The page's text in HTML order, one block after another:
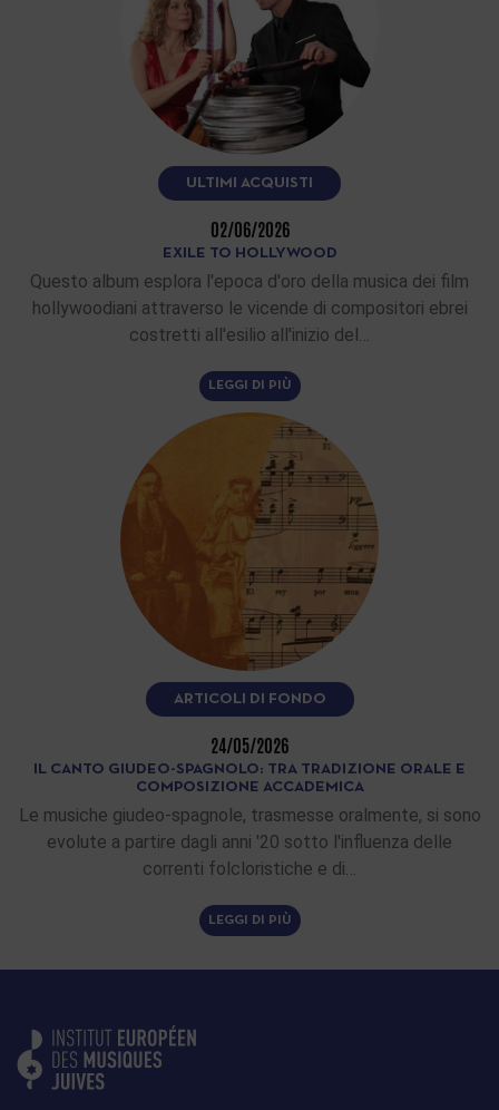
ULTIMI ACQUISTI
02/06/2026
EXILE TO HOLLYWOOD
Questo album esplora l'epoca d'oro della musica dei film
hollywoodiani attraverso le vicende di compositori ebrei
costretti all'esilio all'inizio del…
LEGGI DI PIÙ
ARTICOLI DI FONDO
24/05/2026
IL CANTO GIUDEO-SPAGNOLO: TRA TRADIZIONE ORALE E
COMPOSIZIONE ACCADEMICA
Le musiche giudeo-spagnole, trasmesse oralmente, si sono
evolute a partire dagli anni '20 sotto l'influenza delle
correnti folcloristiche e di…
LEGGI DI PIÙ